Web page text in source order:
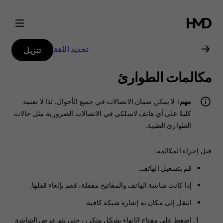
دليل
مستخدم
2018
Nokia
106
تحديد اللغة تنزيل
مكالمات الطوارئ
مهم: لا يمكن ضمان الاتصالات في جميع الأحوال. لذا لا تعتمد
كليةً على أي هاتف لاسلكي في الاتصالات الضرورية مثل حالات
الطوارئ الطبية.
قبل إجراء المكالمة:
قم بتشغيل الهاتف.
إذا كانت شاشة الهاتف والمفاتيح مقفلة، فقم بإلغاء قفلها.
انتقل إلى مكان به إشارة شبكة كافية.
اضغط على مفتاح الإنهاء بشكل متكرر، حتى يتم عرض الشاشة